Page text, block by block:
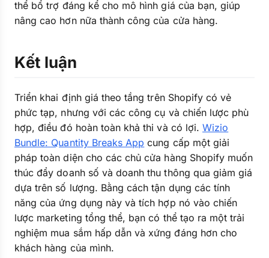
thể bổ trợ đáng kể cho mô hình giá của bạn, giúp
nâng cao hơn nữa thành công của cửa hàng.
Kết luận
Triển khai định giá theo tầng trên Shopify có vẻ
phức tạp, nhưng với các công cụ và chiến lược phù
hợp, điều đó hoàn toàn khả thi và có lợi.Wizio
Bundle: Quantity Breaks App cung cấp một giải
pháp toàn diện cho các chủ cửa hàng Shopify muốn
thúc đẩy doanh số và doanh thu thông qua giảm giá
dựa trên số lượng. Bằng cách tận dụng các tính
năng của ứng dụng này và tích hợp nó vào chiến
lược marketing tổng thể, bạn có thể tạo ra một trải
nghiệm mua sắm hấp dẫn và xứng đáng hơn cho
khách hàng của mình.